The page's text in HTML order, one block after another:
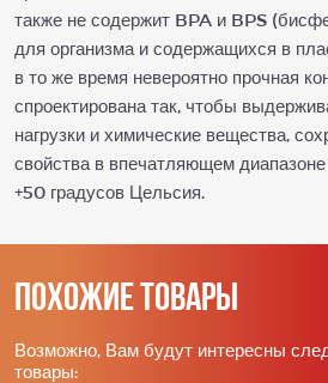
также не содержит BPA и BPS
для организма и содержащихся в
в то же время невероятно прочная
спроектирована так, чтобы
нагрузки и химические вещества,
свойства в впечатляющем
+50 градусов Цельсия.
Похожие товары
Возможно, Вам будут интересны
товары: